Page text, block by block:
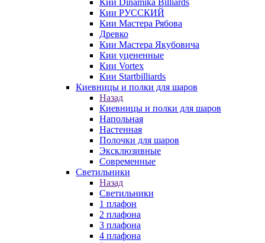
Кии Dinamika Billiards
Кии РУССКИЙ
Кии Мастера Рябова
Древко
Кии Мастера Якубовича
Кии уцененные
Кии Vortex
Кии Startbilliards
Киевницы и полки для шаров
Назад
Киевницы и полки для шаров
Напольная
Настенная
Полочки для шаров
Эксклюзивные
Современные
Светильники
Назад
Светильники
1 плафон
2 плафона
3 плафона
4 плафона